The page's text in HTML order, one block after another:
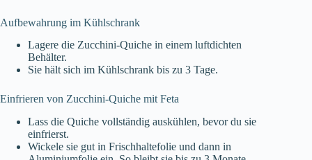
Aufbewahrung im Kühlschrank
Lagere die Zucchini-Quiche in einem luftdichten
Behälter.
Sie hält sich im Kühlschrank bis zu 3 Tage.
Einfrieren von Zucchini-Quiche mit Feta
Lass die Quiche vollständig auskühlen, bevor du sie
einfrierst.
Wickele sie gut in Frischhaltefolie und dann in